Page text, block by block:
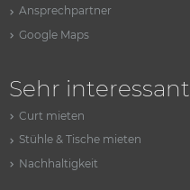
Ansprechpartner
Google Maps
Sehr interessant
Curt mieten
Stühle & Tische mieten
Nachhaltigkeit